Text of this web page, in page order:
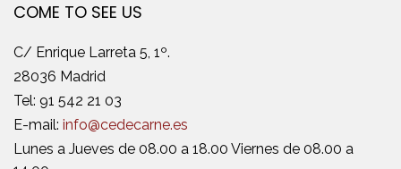
COME TO SEE US
C/ Enrique Larreta 5, 1º.
28036 Madrid
Tel: 91 542 21 03
E-mail: info@cedecarne.es
Lunes a Jueves de 08.00 a 18.00 Viernes de 08.00 a